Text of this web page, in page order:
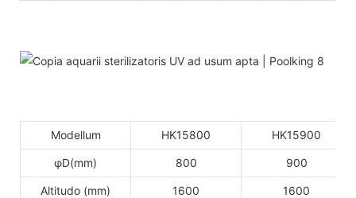
Modellum HK15800 HK15900
φD(mm) 800 900
Altitudo (mm) 1600 1600